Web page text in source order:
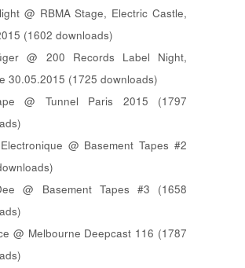
@ RBMA Stage, Electric Castle,
(1602 downloads)
@ 200 Records Label Night,
30.05.2015 (1725 downloads)
@ Tunnel Paris 2015 (1797
@ Basement Tapes #2
@ Basement Tapes #3 (1658
@ Melbourne Deepcast 116 (1787